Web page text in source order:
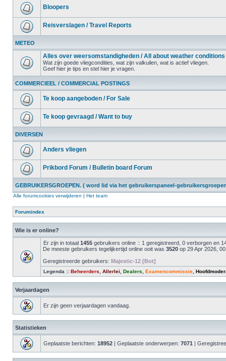
Bloopers
Reisverslagen / Travel Reports
METEO
Alles over weersomstandigheden / All about weather conditions
Wat zijn goede vliegcondities, wat zijn valkuilen, wat is actief vliegen.
Geef hier je tips en stel hier je vragen.
COMMERCIEEL / COMMERCIAL POSTINGS
Te koop aangeboden / For Sale
Te koop gevraagd / Want to buy
DIVERSEN
Anders vliegen
Prikbord Forum / Bulletin board Forum
GEBRUIKERSGROEPEN. ( word lid via het gebruikerspaneel-
Alle forumcookies verwijderen | Het team
Forumindex
Wie is er online?
Er zijn in totaal 1455 gebruikers online :: 1 geregistreerd, 0 verborgen en
De meeste gebruikers tegelijkertijd online ooit was 3520 op 29 Apr 2026,
Geregistreerde gebruikers: Majestic-12 [Bot]
Legenda :: Beheerders Allerlei Dealers Examencommissie
Verjaardagen
Er zijn geen verjaardagen vandaag.
Statistieken
Geplaatste berichten: 18952 | Geplaatste onderwerpen: 7071 |